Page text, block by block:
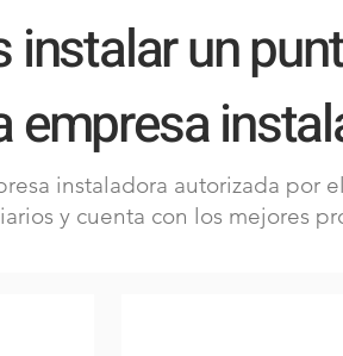
instalar un
empresa
instaladora autorizada por
y cuenta con los mejores